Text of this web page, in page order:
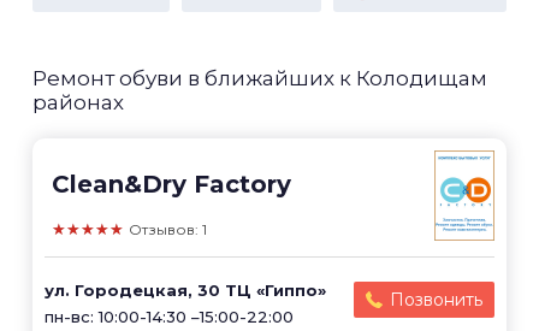
Ремонт обуви в ближайших к Колодищам
районах
Clean&Dry Factory
★★★★★ Отзывов: 1
ул. Городецкая, 30 ТЦ «Гиппо»
пн-вс: 10:00-14:30 –15:00-22:00
Позвонить